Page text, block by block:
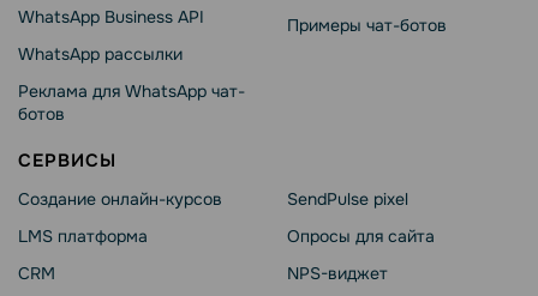
WhatsApp Business API
WhatsApp рассылки
Реклама для WhatsApp чат-
ботов
Примеры чат-ботов
СЕРВИСЫ
Создание онлайн-курсов
LMS платформа
CRM
SendPulse pixel
Опросы для сайта
NPS-виджет